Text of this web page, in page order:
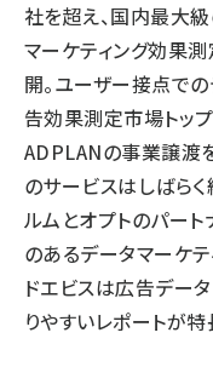
社を超え、国内最大
マーケティング効果測
開。ユーザー接点で
告効果測定市場トッ
ADPLANの事業譲渡
のサービスはしばら
ルムとオプトのパー
のあるデータマーケテ
ドエビスは広告デー
りやすいレポートが特